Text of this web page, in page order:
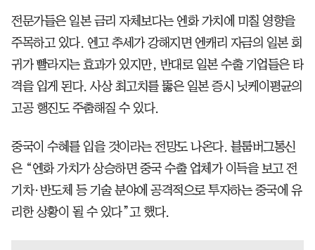
전문가들은 일본 금리 자체보다는 엔화 가치에 미칠 영향을
주목하고 있다. 엔고 추세가 강해지면 엔캐리 자금의 일본 회
귀가 빨라지는 효과가 있지만, 반대로 일본 수출 기업들은 타
격을 입게 된다. 사상 최고치를 뚫은 일본 증시 닛케이평균의
고공 행진도 주춤해질 수 있다.
중국이 수혜를 입을 것이라는 전망도 나온다. 블룸버그통신
은 “엔화 가치가 상승하면 중국 수출 업체가 이득을 보고 전
기차·반도체 등 기술 분야에 공격적으로 투자하는 중국에 유
리한 상황이 될 수 있다”고 했다.